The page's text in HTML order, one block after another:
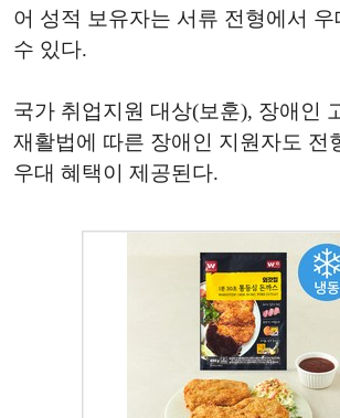
어 성적 보유자는 서류 전형에서
수 있다.
국가 취업지원 대상(보훈), 장애인
재활법에 따른 장애인 지원자도 전
우대 혜택이 제공된다.